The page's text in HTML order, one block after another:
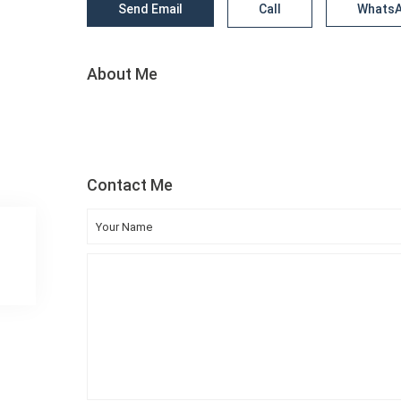
Send Email Call
About Me
Contact Me